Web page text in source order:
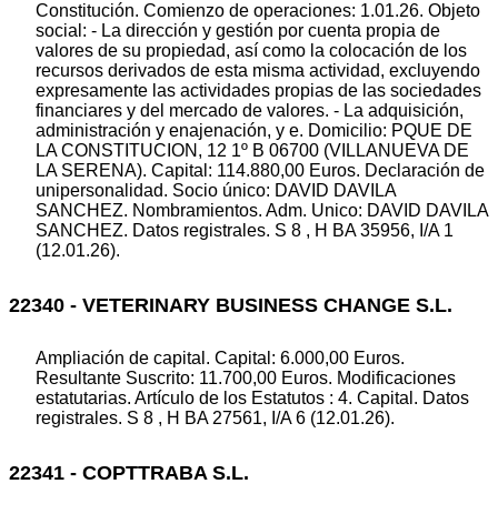
Constitución. Comienzo de operaciones: 1.01.26. Objeto
social: - La dirección y gestión por cuenta propia de
valores de su propiedad, así como la colocación de los
recursos derivados de esta misma actividad, excluyendo
expresamente las actividades propias de las sociedades
financiares y del mercado de valores. - La adquisición,
administración y enajenación, y e. Domicilio: PQUE DE
LA CONSTITUCION, 12 1º B 06700 (VILLANUEVA DE
LA SERENA). Capital: 114.880,00 Euros. Declaración de
unipersonalidad. Socio único: DAVID DAVILA
SANCHEZ. Nombramientos. Adm. Unico: DAVID DAVILA
SANCHEZ. Datos registrales. S 8 , H BA 35956, I/A 1
(12.01.26).
22340 - VETERINARY BUSINESS CHANGE S.L.
Ampliación de capital. Capital: 6.000,00 Euros.
Resultante Suscrito: 11.700,00 Euros. Modificaciones
estatutarias. Artículo de los Estatutos : 4. Capital. Datos
registrales. S 8 , H BA 27561, I/A 6 (12.01.26).
22341 - COPTTRABA S.L.